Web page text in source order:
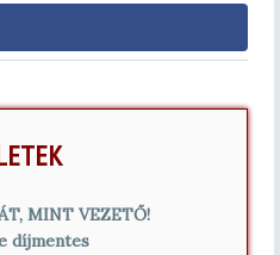
MINT VEZETŐ!
díjmentes